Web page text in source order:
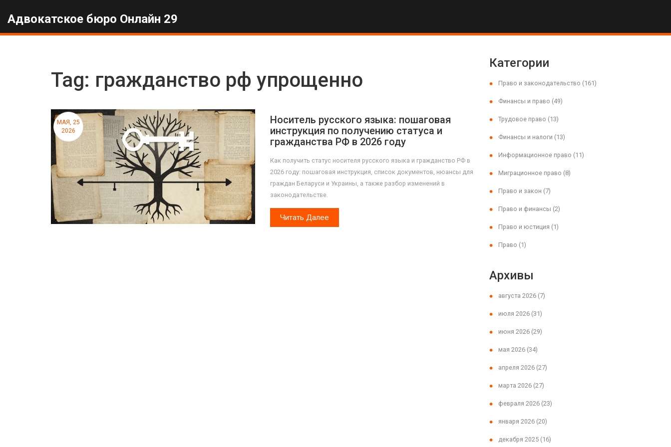
Адвокатское бюро Онлайн 29
Tag: гражданство рф упрощенно
МАЯ, 25
2026
Носитель русского языка: пошаговая
инструкция по получению статуса и
гражданства РФ в 2026 году
Как получить статус носителя русского языка и гражданство РФ в
2026 году: пошаговая инструкция, список документов, нюансы для
граждан Беларуси и Украины, а также разбор изменений в
законодательстве.
Читать Далее
Категории
Право и законодательство (161)
Финансы и право (49)
Трудовое право (13)
Финансы и налоги (13)
Информационное право (11)
Миграционное право (8)
Право и закон (7)
Право и финансы (2)
Право и юстиция (1)
Право (1)
Архивы
августа 2026 (7)
июля 2026 (31)
июня 2026 (29)
мая 2026 (34)
апреля 2026 (27)
марта 2026 (27)
февраля 2026 (23)
января 2026 (20)
декабря 2025 (16)